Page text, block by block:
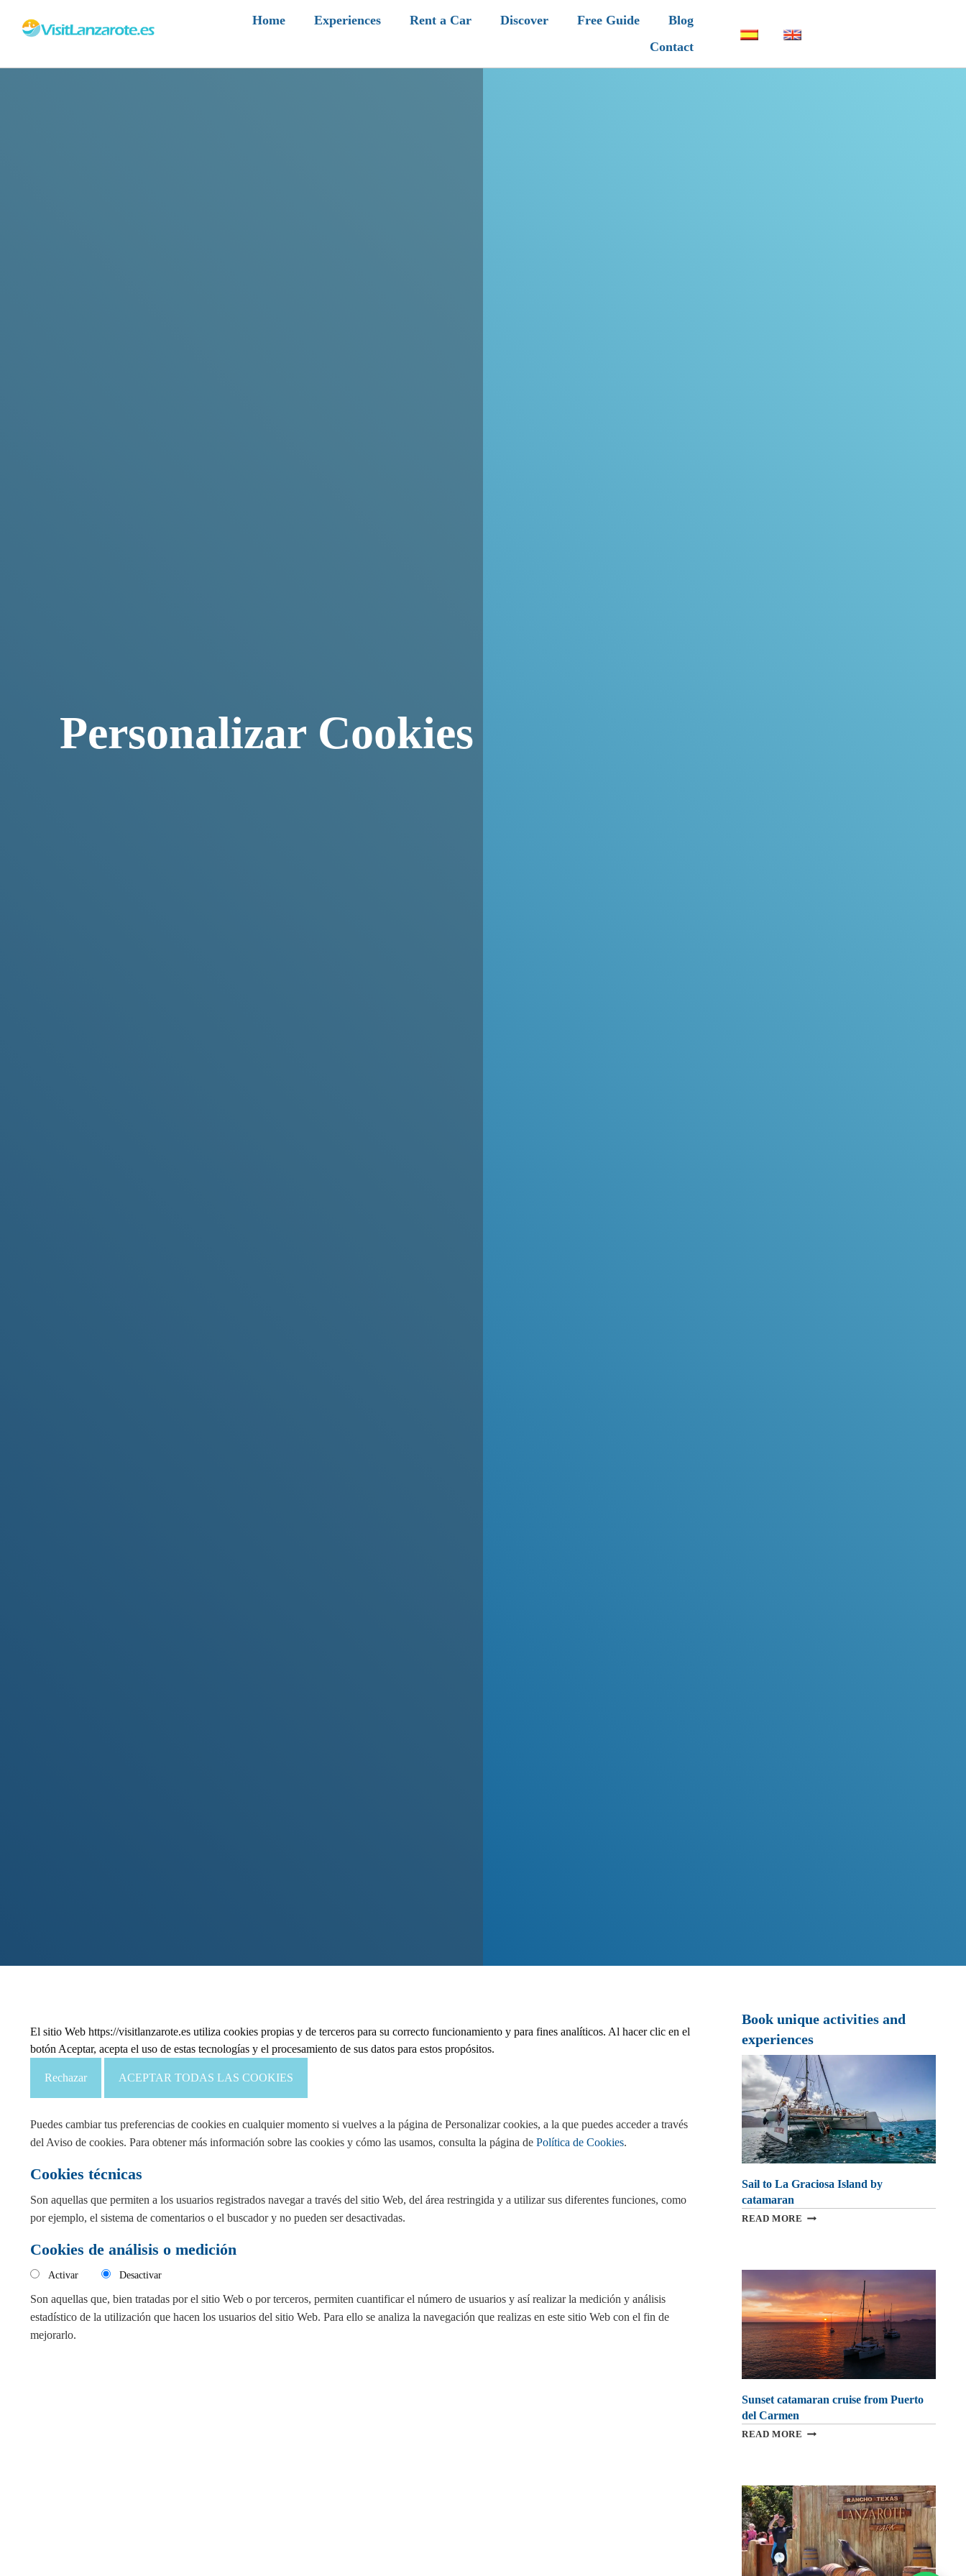
Home Experiences Rent a Car Discover Free Guide
Blog
Contact
Personalizar Cookies
El sitio Web https://visitlanzarote.es utiliza cookies propias y de terceros para su correcto funcionamiento y para fines analíticos. Al hacer clic en el
botón Aceptar, acepta el uso de estas tecnologías y el procesamiento de sus datos para estos propósitos.
Rechazar ACEPTAR TODAS LAS COOKIES
Puedes cambiar tus preferencias de cookies en cualquier momento si vuelves a la página de Personalizar cookies, a la que puedes acceder a través
del Aviso de cookies. Para obtener más información sobre las cookies y cómo las usamos, consulta la página de Política de Cookies.
Cookies técnicas
Son aquellas que permiten a los usuarios registrados navegar a través del sitio Web, del área restringida y a utilizar sus diferentes funciones, como
por ejemplo, el sistema de comentarios o el buscador y no pueden ser desactivadas.
Cookies de análisis o medición
Activar Desactivar
Son aquellas que, bien tratadas por el sitio Web o por terceros, permiten cuantificar el número de usuarios y así realizar la medición y análisis
estadístico de la utilización que hacen los usuarios del sitio Web. Para ello se analiza la navegación que realizas en este sitio Web con el fin de
mejorarlo.
Book unique activities and
experiences
Sail to La Graciosa Island by
catamaran
READ MORE SAIL
ISLAND
BY
CATAMARAN
Sunset catamaran cruise from Puerto
del Carmen
READ MORE SUNSET
PUERTO
DEL
CARMEN